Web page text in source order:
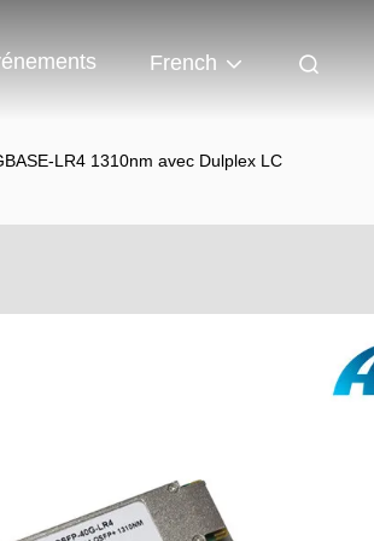
French
LR4 1310nm avec Dulplex LC